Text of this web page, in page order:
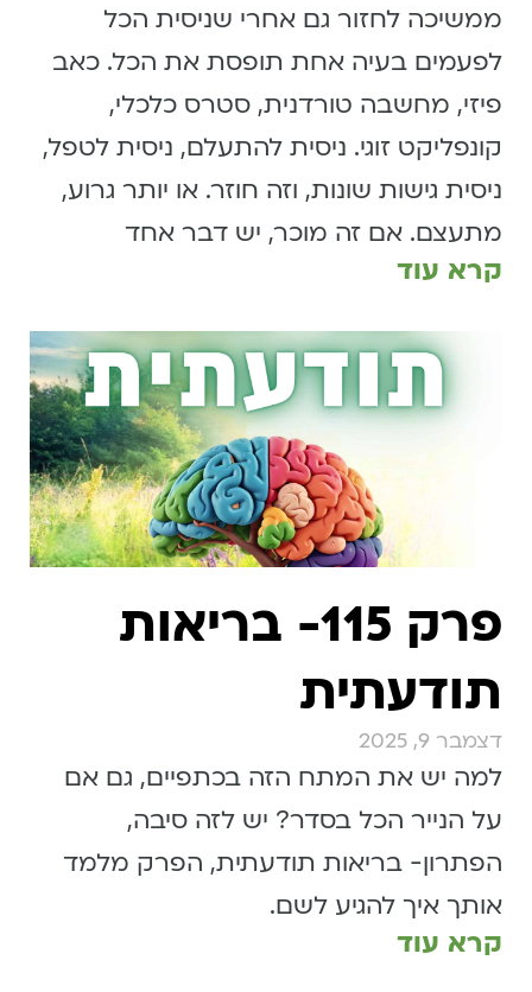
ממשיכה לחזור גם אחרי שניסית הכל
לפעמים בעיה אחת תופסת את הכל. כאב
פיזי, מחשבה טורדנית, סטרס כלכלי,
קונפליקט זוגי. ניסית להתעלם, ניסית לטפל,
ניסית גישות שונות, וזה חוזר. או יותר גרוע,
מתעצם. אם זה מוכר, יש דבר אחד
קרא עוד
פרק 115- בריאות
תודעתית
דצמבר 9, 2025
למה יש את המתח הזה בכתפיים, גם אם
על הנייר הכל בסדר? יש לזה סיבה,
הפתרון- בריאות תודעתית, הפרק מלמד
אותך איך להגיע לשם.
קרא עוד